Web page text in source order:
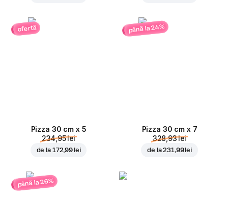
ofertă
Pizza 30 cm x 5
234,95 lei
de la 172,99 lei
până la 24%
Pizza 30 cm x 7
328,93 lei
de la231,99 lei
până la 26%